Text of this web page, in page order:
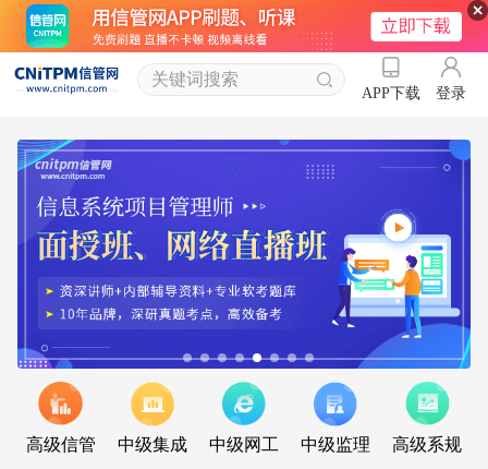
APP下载 登录
高级信管 中级集成 中级网工 中级监理 高级系规